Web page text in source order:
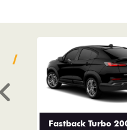
Fastback Turbo
Anterior